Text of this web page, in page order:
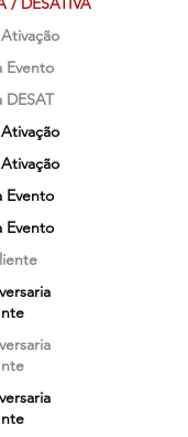
Evento
DESAT
Evento
Evento
nte
nte
nte